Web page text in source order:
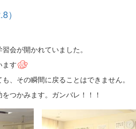
）
会が開かれていました。
ます
、その瞬間に戻ることはできません。
つかみます。ガンバレ！！！